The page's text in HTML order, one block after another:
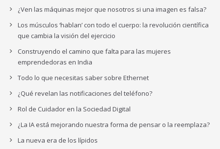
¿Ven las máquinas mejor que nosotros si una imagen es falsa?
Los músculos ‘hablan’ con todo el cuerpo: la revolución científica
que cambia la visión del ejercicio
Construyendo el camino que falta para las mujeres
emprendedoras en India
Todo lo que necesitas saber sobre Ethernet
¿Qué revelan las notificaciones del teléfono?
Rol de Cuidador en la Sociedad Digital
¿La IA está mejorando nuestra forma de pensar o la reemplaza?
La nueva era de los lípidos